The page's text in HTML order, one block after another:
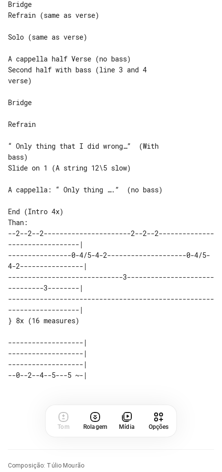
Bridge
Refrain (same as verse)
Solo (same as verse)
A cappella half Verse (no bass)
Second half with bass (line 3 and 4
verse)
Bridge
Refrain
“ Only thing that I did wrong…”  (With
bass)
Slide on 1 (A string 12\5 slow)
A cappella: “ Only thing ….”  (no bass)
End (Intro 4x)
Than:
--2--2--2----------------------2--2--2--------------
------------------|
----------------0-4/5-4-2--------------------0-4/5-
4-2----------------|
-----------------------------3----------------------
---------3--------|
----------------------------------------------------
------------------|
} 8x (16 measures)
-------------------|
-------------------|
-------------------|
Tom Rolagem Mídia Opções
Composição: Túlio Mourão